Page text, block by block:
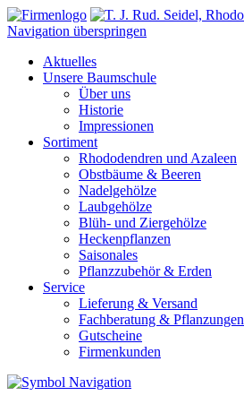
Navigation überspringen
Aktuelles
Unsere Baumschule
Über uns
Historie
Impressionen
Sortiment
Rhododendren und Azaleen
Obstbäume & Beeren
Nadelgehölze
Laubgehölze
Blüh- und Ziergehölze
Heckenpflanzen
Saisonales
Pflanzzubehör & Erden
Service
Lieferung & Versand
Fachberatung & Pflanzungen
Gutscheine
Firmenkunden